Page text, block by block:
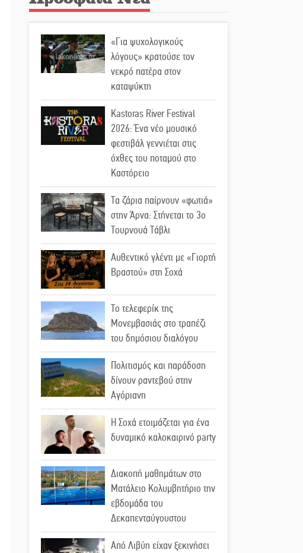
«Για ψυχολογικούς
λόγους» κρατούσε τον
νεκρό πατέρα στον
καταψύκτη
Kastoras River Festival
2026: Ένα νέο μουσικό
φεστιβάλ γεννιέται στις
όχθες του ποταμού στο
Καστόρειο
Τα ζάρια παίρνουν «φωτιά»
στην Άρνα: Στήνεται το 3ο
Τουρνουά Τάβλι
Αυθεντικό γλέντι με «Γιορτή
Βραστού» στη Σοχά
Το τελεφερίκ της
Μονεμβασιάς στο τραπέζι
του δημόσιου διαλόγου
Πολιτισμός και παράδοση
δίνουν ραντεβού στην
Αγόριανη
Η Σοχά ετοιμάζεται για ένα
δυναμικό καλοκαιρινό party
Διακοπή μαθημάτων στο
Ματάλειο Κολυμβητήριο την
εβδομάδα του
Δεκαπενταύγουστου
Από Λιβύη είχαν ξεκινήσει